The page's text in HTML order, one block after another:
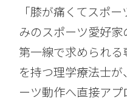
「膝が痛くてスポ
みのスポーツ愛好
第一線で求められ
を持つ理学療法士
ーツ動作へ直接ア